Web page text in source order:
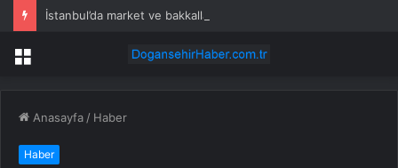
Menü
Anasayfa / Haber
Haber